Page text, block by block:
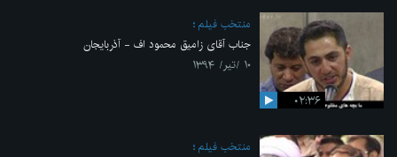
۰۲:۳۶
منتخب فیلم
جناب آقای زامیق محمود اف - آذربایجان
۱۰ /تیر/ ۱۳۹۴
منتخب فیلم